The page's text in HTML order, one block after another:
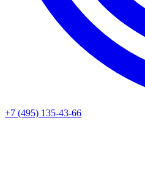
+7 (495) 135-43-66